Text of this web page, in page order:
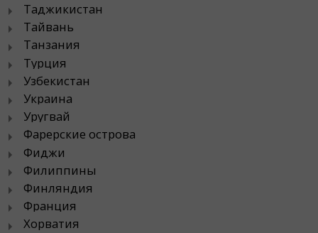
Таджикистан
Тайвань
Танзания
Турция
Узбекистан
Украина
Уругвай
Фарерские острова
Фиджи
Филиппины
Финляндия
Франция
Хорватия